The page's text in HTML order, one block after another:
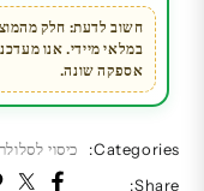
Stardust
חשוב לדעת: חלק
במלאי מיידי. אנו
אספקה שונה.
Categories: כיסוי לסלולר
Share: